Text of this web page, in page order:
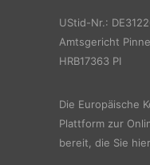
UStid-Nr.:
Amtsgericht
HRB17363 PI
Die Europäische
Plattform zur
bereit, die Sie